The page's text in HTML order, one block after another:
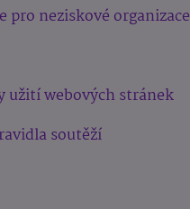
pro neziskové organizace
užití webových stránek
soutěží